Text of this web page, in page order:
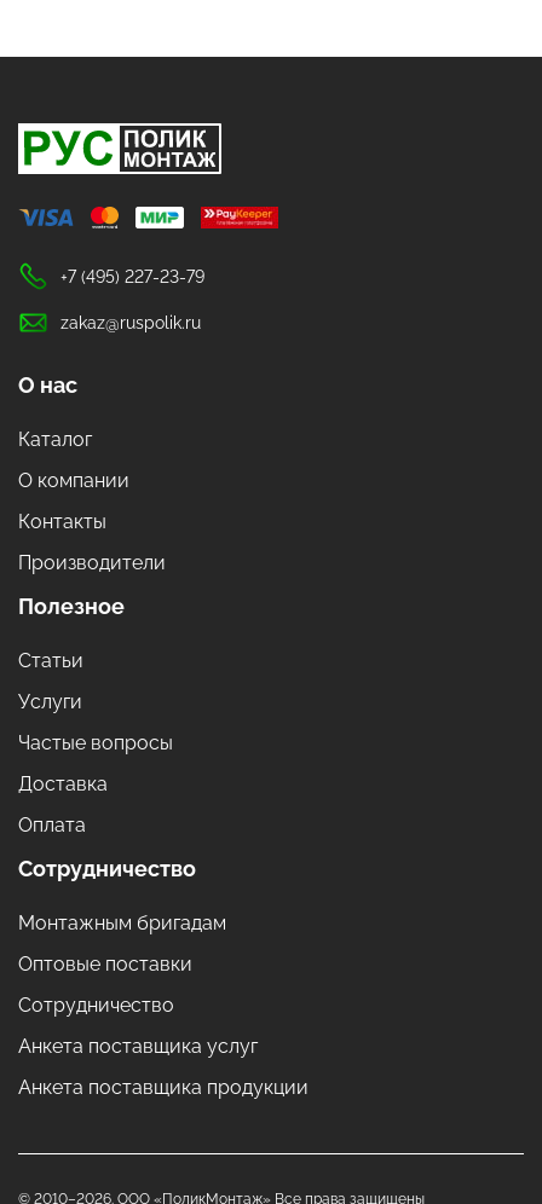
+7 (495) 227-23-79
zakaz@ruspolik.ru
О нас
Каталог
О компании
Контакты
Производители
Полезное
Статьи
Услуги
Частые вопросы
Доставка
Оплата
Сотрудничество
Монтажным бригадам
Оптовые поставки
Сотрудничество
Анкета поставщика услуг
Анкета поставщика продукции
© 2010–2026. ООО «ПоликМонтаж» Все права защищены